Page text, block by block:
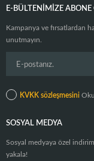
E-BÜLTENIMIZE ABONE
Kampanya ve fırsatlardan
unutmayın.
KVKK sözleşmesini
SOSYAL MEDYA
Sosyal medyaya özel
yakala!